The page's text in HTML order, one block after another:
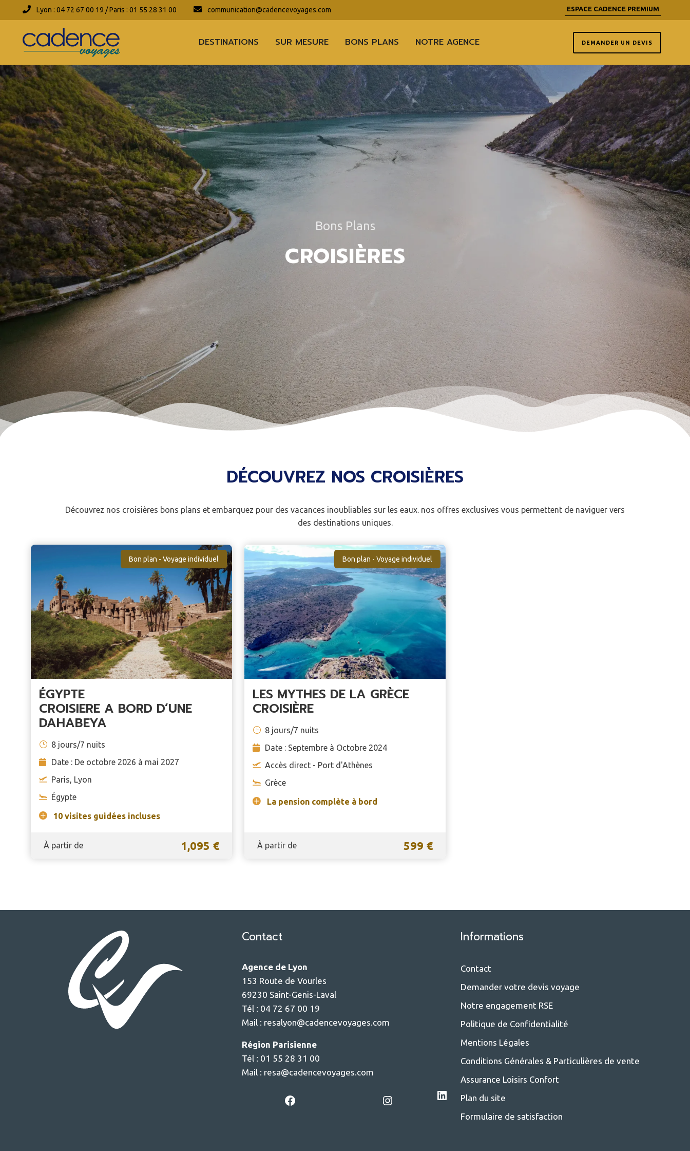
Lyon : 04 72 67 00 19 / Paris : 01 55 28 31 00 communication@cadencevoyages.com ESPACE CADENCE PREMIUM
DESTINATIONS SUR MESURE BONS PLANS NOTRE AGENCE DEMANDER UN DEVIS
Bons Plans
CROISIÈRES
DÉCOUVREZ NOS CROISIÈRES
Découvrez nos croisières bons plans et embarquez pour des vacances inoubliables sur les eaux. nos offres exclusives vous permettent de naviguer vers
des destinations uniques.
Bon plan - Voyage individuel
ÉGYPTE
CROISIERE A BORD D’UNE
DAHABEYA
8 jours/7 nuits
Date : De octobre 2026 à mai 2027
Paris, Lyon
Égypte
10 visites guidées incluses
À partir de 1,095 €
Bon plan - Voyage individuel
LES MYTHES DE LA GRÈCE
CROISIÈRE
8 jours/7 nuits
Date : Septembre à Octobre 2024
Accès direct - Port d'Athènes
Grèce
La pension complète à bord
À partir de 599 €
Contact
Agence de Lyon
153 Route de Vourles
69230 Saint-Genis-Laval
Tél : 04 72 67 00 19
Mail : resalyon@cadencevoyages.com
Région Parisienne
Tél : 01 55 28 31 00
Mail : resa@cadencevoyages.com
Facebook Instagram LinkedIn
Informations
Contact
Demander votre devis voyage
Notre engagement RSE
Politique de Confidentialité
Mentions Légales
Conditions Générales & Particulières de vente
Assurance Loisirs Confort
Plan du site
Formulaire de satisfaction